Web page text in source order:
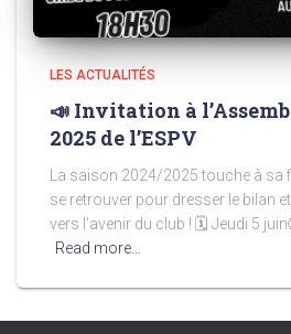
LES ACTUALITÉS
📣 Invitation à
2025 de l’ESPV
La saison 2024/2025 touche à sa
se retrouver pour dresser le bilan
vers l’avenir du club ! 🗓 Jeudi 5
Read more…